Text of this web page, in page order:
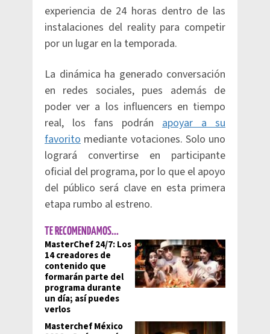
experiencia de 24 horas dentro de las
instalaciones del reality para competir
por un lugar en la temporada.
La dinámica ha generado conversación
en redes sociales, pues además de
poder ver a los influencers en tiempo
real, los fans podrán apoyar a su
favorito mediante votaciones. Solo uno
logrará convertirse en participante
oficial del programa, por lo que el apoyo
del público será clave en esta primera
etapa rumbo al estreno.
TE RECOMENDAMOS...
MasterChef 24/7: Los
14 creadores de
contenido que
formarán parte del
programa durante
un día; así puedes
verlos
Masterchef México